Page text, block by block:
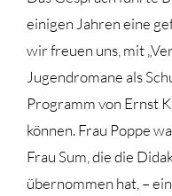
einigen Jahren eine
wir freuen uns, mit
Jugendromane als
Programm von Ernst
können. Frau Poppe
Frau Sum, die die
übernommen hat, –